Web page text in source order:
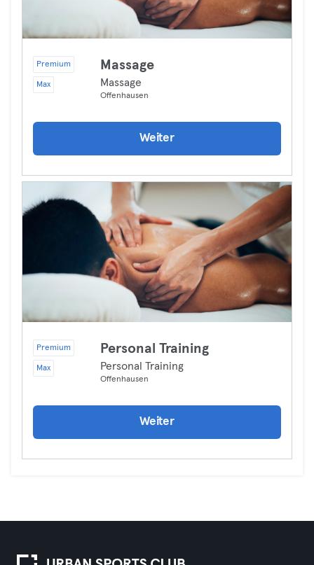
Premium
Max
Massage
Massage
Offenhausen
Weiter
Premium
Max
Personal Training
Personal Training
Offenhausen
Weiter